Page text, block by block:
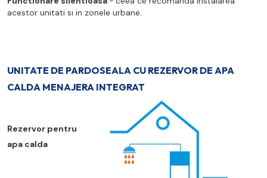
acestor unitati si in zonele urbane.
UNITATE DE PARDOSEALA CU REZERVOR DE APA
CALDA MENAJERA INTEGRAT
Rezervor pentru
apa calda